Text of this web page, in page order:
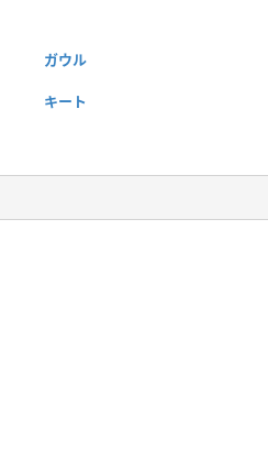
ガウル
キート